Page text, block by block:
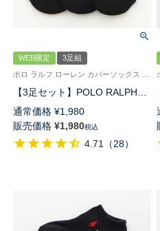
WEB限定
3足組
【3足セット】POLO RALPH
LAUREN 足底パイル アーチサ
ポート ワンポイント 深履き フ
ットカバー かかと滑り止め付き
レディース 93246911
通常価格 ¥1,980
販売価格 ¥1,980税込
4.71 （28）